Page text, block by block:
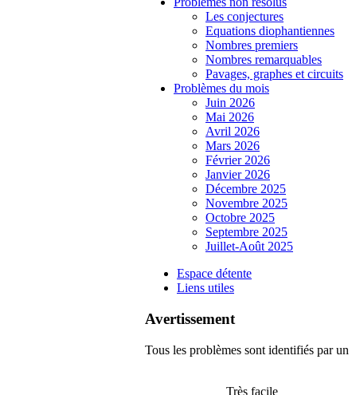
Les conjectures
Equations diophantiennes
Nombres premiers
Nombres remarquables
Pavages, graphes et circuits
Problèmes du mois
Juin 2026
Mai 2026
Avril 2026
Mars 2026
Février 2026
Janvier 2026
Décembre 2025
Novembre 2025
Octobre 2025
Septembre 2025
Juillet-Août 2025
Espace détente
Liens utiles
Avertissement
Tous les problèmes sont identifiés par
Très facile